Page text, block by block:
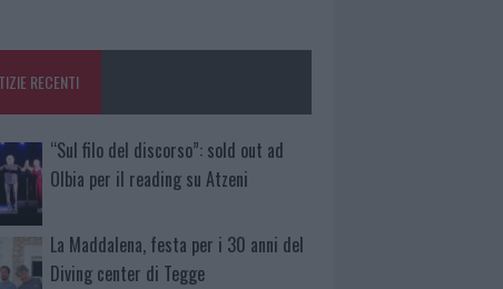
RECENTI
“Sul filo del discorso”: sold out ad
Olbia per il reading su Atzeni
La Maddalena, festa per i 30 anni del
Diving center di Tegge